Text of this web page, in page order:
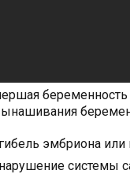
беременность
гибель эмбриона или
нарушение системы